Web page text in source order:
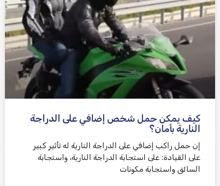
كيف يمكن حمل شخص إضافي على الدراجة
النارية بأمان؟
إن حمل راكب إضافي على الدراجة النارية له تأثير كبير
على القيادة: على استجابة الدراجة النارية، واستجابة
السائق واستجابة مكونات